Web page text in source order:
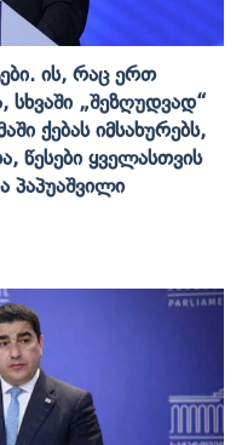
Ის, Რაც Ერთ
Სხვაში „შეზღუდვად“
Ქებას Იმსახურებს,
Წესები Ყველასთვის
Პაპუაშვილი